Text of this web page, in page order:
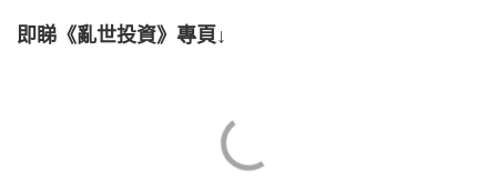
即睇《亂世投資》專頁↓